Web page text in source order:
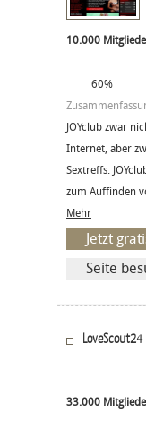
10.000
60%
JOYclub zwar
Internet, aber
Sextreffs.
zum Auffinden
Mehr
Jetzt
Seite
33.000